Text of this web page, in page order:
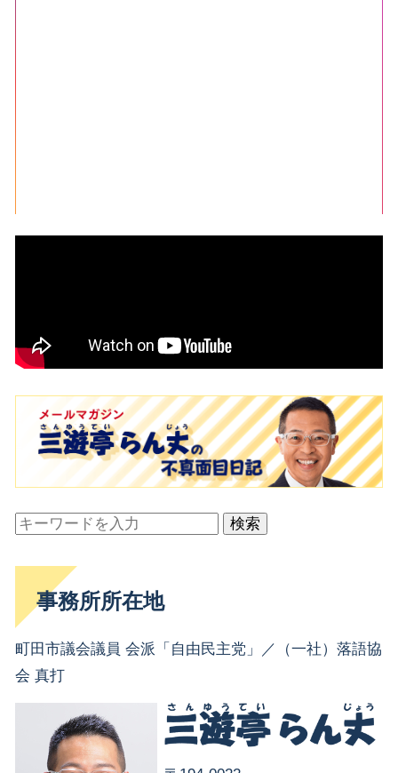
検索
事務所所在地
町田市議会議員 会派「自由民主党」／（一社）落語協
会 真打